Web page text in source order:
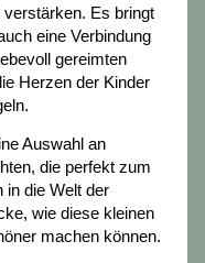
Es bringt
eine Verbindung
gereimten
Herzen der Kinder
Auswahl an
die perfekt zum
in die Welt der
wie diese kleinen
machen können.